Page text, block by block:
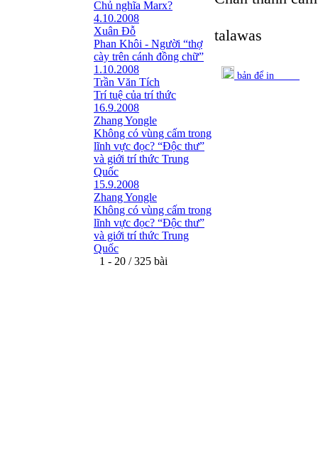
Chủ nghĩa Marx?
4.10.2008
Xuân Đỗ
Phan Khôi - Người “thợ
cày trên cánh đồng chữ”
1.10.2008
Trần Văn Tích
Trí tuệ của trí thức
16.9.2008
Zhang Yongle
Không có vùng cấm trong
lĩnh vực đọc? “Ðộc thư”
và giới trí thức Trung
Quốc
15.9.2008
Zhang Yongle
Không có vùng cấm trong
lĩnh vực đọc? “Ðộc thư”
và giới trí thức Trung
Quốc
1 - 20 / 325 bài
talawas
bản để in